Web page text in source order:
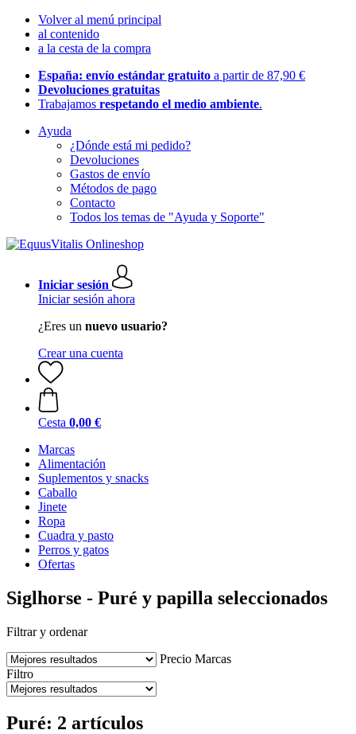
Volver al menú principal
al contenido
a la cesta de la compra
España: envío estándar gratuito a partir de 87,90 €
Devoluciones gratuitas
Trabajamos respetando el medio ambiente.
Ayuda
¿Dónde está mi pedido?
Devoluciones
Gastos de envío
Métodos de pago
Contacto
Todos los temas de "Ayuda y Soporte"
Iniciar sesión
Iniciar sesión ahora
¿Eres un nuevo usuario?
Crear una cuenta
Cesta 0,00 €
Marcas
Alimentación
Suplementos y snacks
Caballo
Jinete
Ropa
Cuadra y pasto
Perros y gatos
Ofertas
Siglhorse - Puré y papilla seleccionados
Filtrar y ordenar
Precio Marcas
Filtro
Puré: 2 artículos